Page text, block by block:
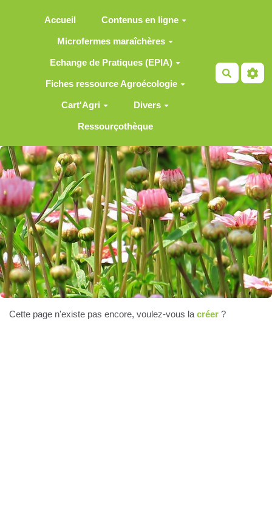
Accueil Contenus en ligne
Microfermes maraîchères
Echange de Pratiques (EPIA)
Fiches ressource Agroécologie
Cart'Agri Divers
Ressourçothèque
Cette page n'existe pas encore, voulez-vous la créer ?